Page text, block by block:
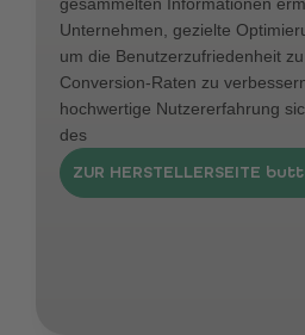
Unternehmen, gezielte
um die Benutzerzufriedenheit
Conversion-Raten zu
hochwertige Nutzererfahrung
des
ZUR HERSTELLERSEITE